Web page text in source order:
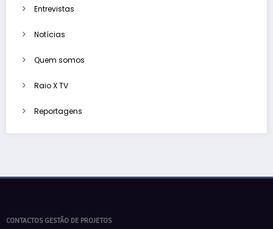
Entrevistas
Notícias
Quem somos
Raio X TV
Reportagens
CONTACTOS GESTÃO DE PROJETOS